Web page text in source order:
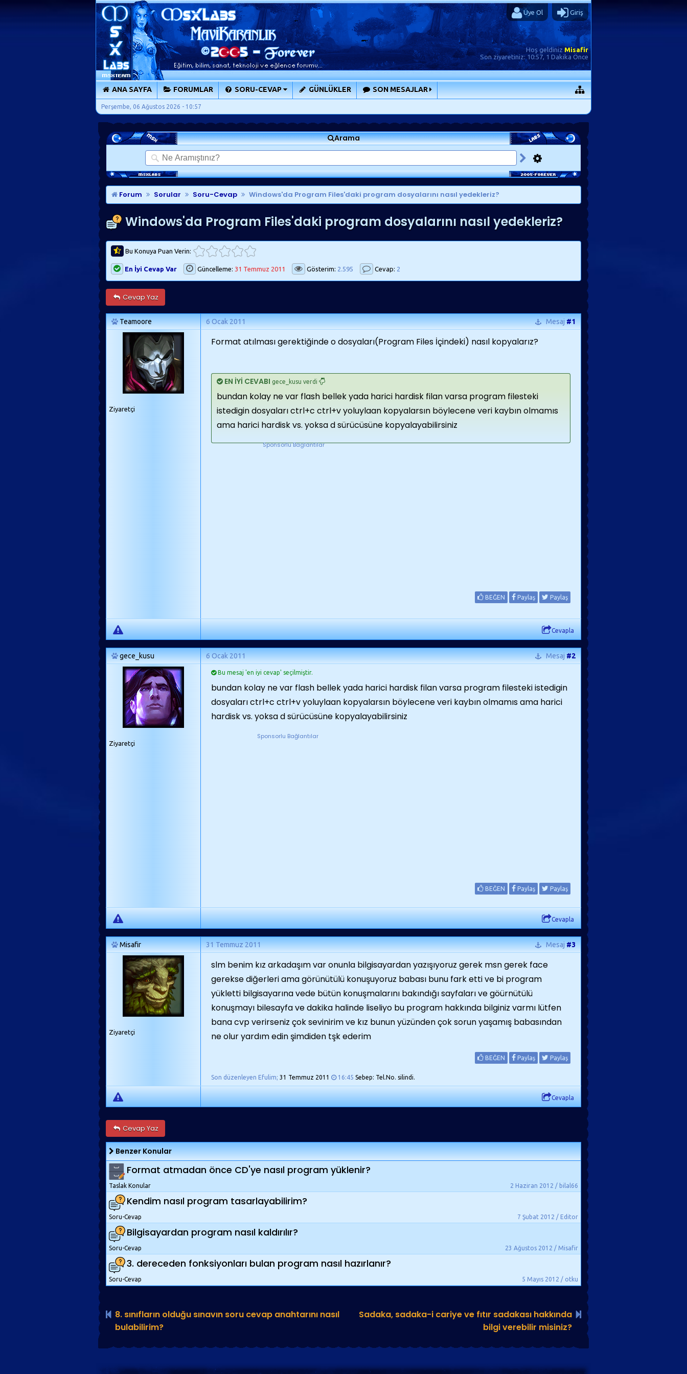
Üye Ol Giriş
Hoş geldiniz Misafir
Son ziyaretiniz:10:57, 1 Dakika Önce
ANA SAYFA FORUMLAR SORU-CEVAP GÜNLÜKLER SON MESAJLAR
Perşembe, 06 Ağustos 2026 - 10:57
Arama
Forum Sorular Soru-Cevap Windows'da Program Files'daki program dosyalarını nasıl yedekleriz?
Windows'da Program Files'daki program dosyalarını nasıl yedekleriz?
Bu Konuya Puan Verin:
En İyi Cevap Var Güncelleme: 31 Temmuz 2011 Gösterim: 2.595 Cevap: 2
Cevap Yaz
Teamoore 6 Ocak 2011 Mesaj#1
Ziyaretçi
Format atılması gerektiğinde o dosyaları(Program Files İçindeki) nasıl kopyalarız?
EN İYİ CEVABI gece_kusu verdi
bundan kolay ne var flash bellek yada harici hardisk filan varsa program filesteki
istedigin dosyaları ctrl+c ctrl+v yoluylaan kopyalarsın böylecene veri kaybın olmamıs
ama harici hardisk vs. yoksa d sürücüsüne kopyalayabilirsiniz
Sponsorlu Baglantilar
BEĞEN Paylaş Paylaş
Cevapla
gece_kusu 6 Ocak 2011 Mesaj#2
Ziyaretçi
Bu mesaj 'en iyi cevap' seçilmiştir.
bundan kolay ne var flash bellek yada harici hardisk filan varsa program filesteki istedigin
dosyaları ctrl+c ctrl+v yoluylaan kopyalarsın böylecene veri kaybın olmamıs ama harici
hardisk vs. yoksa d sürücüsüne kopyalayabilirsiniz
Sponsorlu Bağlantılar
BEĞEN Paylaş Paylaş
Cevapla
Misafir 31 Temmuz 2011 Mesaj#3
Ziyaretçi
slm benim kız arkadaşım var onunla bilgisayardan yazışıyoruz gerek msn gerek face
gerekse diğerleri ama görünütülü konuşuyoruz babası bunu fark etti ve bi program
yükletti bilgisayarına vede bütün konuşmalarını bakındığı sayfaları ve göürnütülü
konuşmayı bilesayfa ve dakika halinde liseliyo bu program hakkında bilginiz varmı lütfen
bana cvp verirseniz çok sevinirim ve kız bunun yüzünden çok sorun yaşamış babasından
ne olur yardım edin şimdiden tşk ederim
BEĞEN Paylaş Paylaş
Son düzenleyen Efulim; 31 Temmuz 2011 16:45 Sebep: Tel.No. silindi.
Cevapla
Cevap Yaz
Benzer Konular
Format atmadan önce CD'ye nasıl program yüklenir?
2 Haziran 2012 / bilal66
Taslak Konular
Kendim nasıl program tasarlayabilirim?
7 Şubat 2012 / Editor
Soru-Cevap
Bilgisayardan program nasıl kaldırılır?
23 Ağustos 2012 / Misafir
Soru-Cevap
3. dereceden fonksiyonları bulan program nasıl hazırlanır?
5 Mayıs 2012 / otku
Soru-Cevap
8. sınıfların olduğu sınavın soru cevap anahtarını nasıl
bulabilirim?
Sadaka, sadaka-i cariye ve fıtır sadakası hakkında
bilgi verebilir misiniz?